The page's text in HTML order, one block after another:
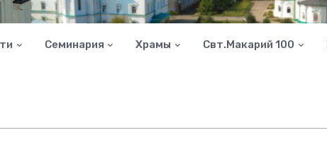
Семинария Храмы Свт.Макарий 100